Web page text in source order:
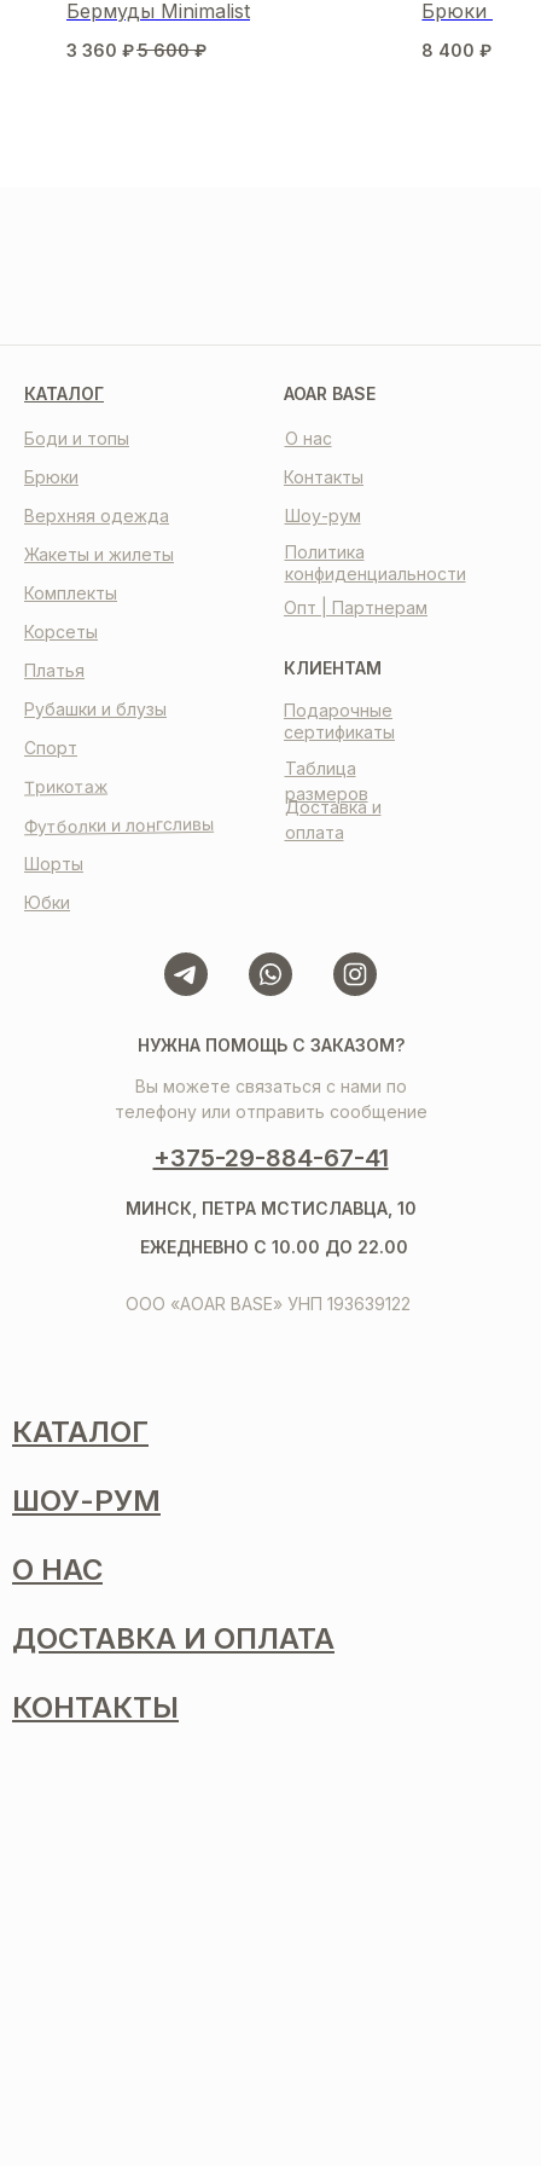
Бермуды Minimalist
3 360 ₽5 600 ₽
Брюки
8 400 ₽
КАТАЛОГ
КЛИЕНТАМ
Таблица
размеров
Доставка и
оплата
Подарочные
сертификаты
НУЖНА ПОМОЩЬ С ЗАКАЗОМ?
Вы можете связаться с нами по
телефону или отправить сообщение
+375-29-884-67-41
ООО «AOAR BASE» УНП 193639122
МИНСК, ПЕТРА МСТИСЛАВЦА, 10
ЕЖЕДНЕВНО С 10.00 ДО 22.00
AOAR BASE
О нас
Контакты
Шоу-рум
Политика
конфиденциальности
Опт | Партнерам
Корсеты
Платья
Боди и топы
Комплекты
Шорты
Спорт
Рубашки и блузы
Брюки
Жакеты и жилеты
Трикотаж
Футболки и лонгсливы
Верхняя одежда
Юбки
КАТАЛОГ
ШОУ-РУМ
О НАС
ДОСТАВКА И ОПЛАТА
КОНТАКТЫ